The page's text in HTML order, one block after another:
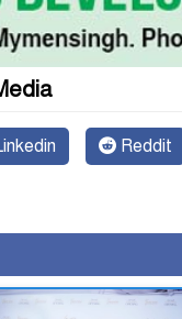
Reddit